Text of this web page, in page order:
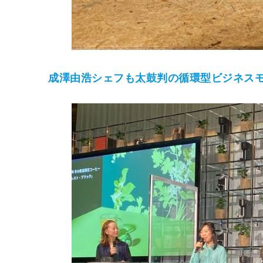
成澤由浩シェフも太鼓判の循環型ビジネス